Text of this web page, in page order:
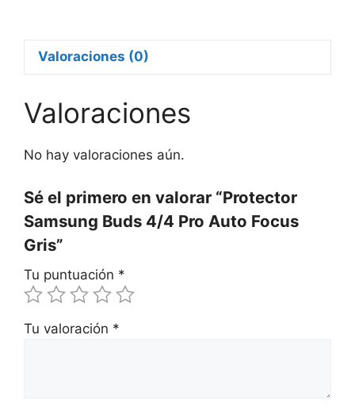
Pro
Gris
Valoraciones (0)
Valoraciones
No hay valoraciones aún.
Sé el primero en valorar “Protector
Samsung Buds 4/4 Pro Auto Focus
Gris”
Tu puntuación *
Tu valoración *